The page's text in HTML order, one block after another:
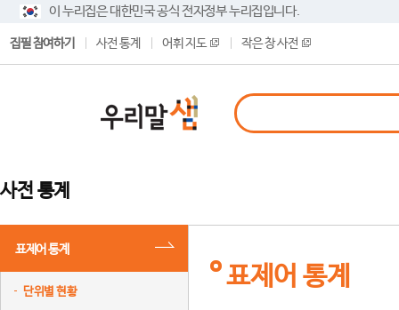
이 누리집은 대한민국 공식 전자정부 누리집입니다.
집필 참여하기 사전 통계 어휘 지도 작은 창 사전
사전 통계
표제어 통계
단위별 현황
표제어 통계